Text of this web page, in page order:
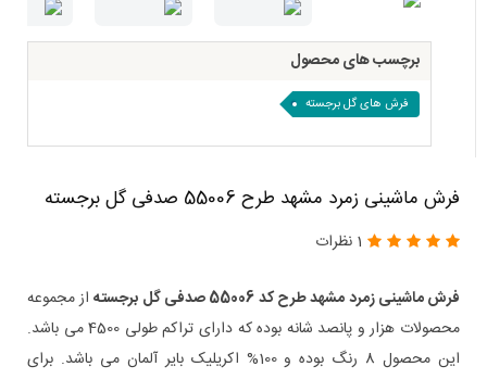
برچسب های محصول
فرش های گل برجسته
فرش ماشینی زمرد مشهد طرح 55006 صدفی گل برجسته
1 نظرات
فرش ماشینی زمرد مشهد طرح کد 55006 صدفی گل برجستهاز مجموعه
محصولات هزار و پانصد شانه بوده که دارای تراکم طولی 4500 می باشد.
این محصول 8 رنگ بوده و 100% اکریلیک بایر آلمان می باشد. برای